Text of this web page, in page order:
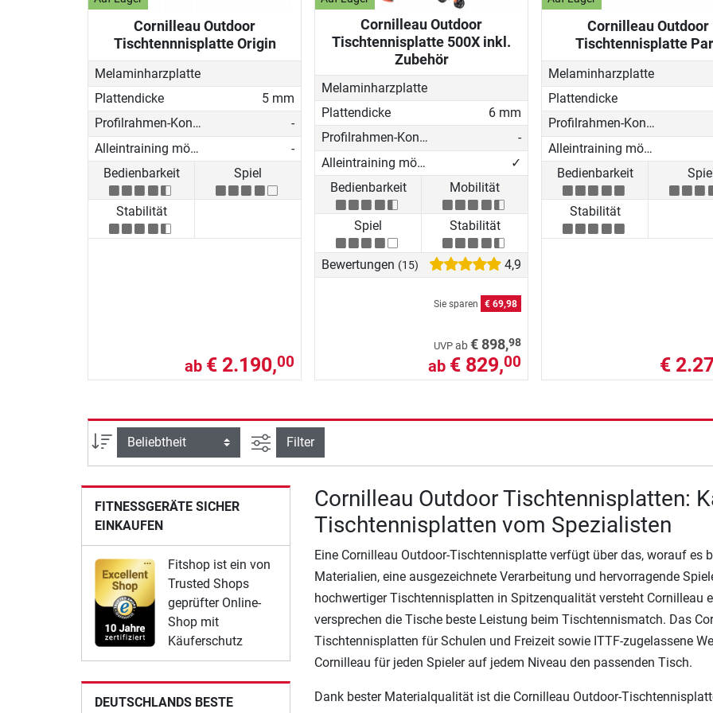
Cornilleau Outdoor
Tischtennnisplatte Origin
Melaminharzplatte
Plattendicke
5 mm
Profilrahmen-Konstruktion
-
Alleintraining möglich
-
Bedienbarkeit
Spiel
Stabilität
ab € 2.190,00
Cornilleau Outdoor
Tischtennisplatte 500X inkl.
Zubehör
Melaminharzplatte
Plattendicke
6 mm
Profilrahmen-Konstruktion
-
Alleintraining möglich
✓
Bedienbarkeit
Mobilität
Spiel Stabilität
Bewertungen (15) 4,9
Sie sparen € 69,98
UVP ab€ 898,98
ab € 829,00
Cornilleau Outdoor
Tischtennisplatte
Melaminharzplatte
Plattendicke
Profilrahmen-Konstruktion
Alleintraining möglich
Bedienbarkeit
Stabilität
€
Sortierung Ansicht filtern
Filter
FITNESSGERÄTE SICHER
EINKAUFEN
Fitshop ist ein von
Trusted Shops
geprüfter Online-
Shop mit
Käuferschutz
DEUTSCHLANDS BESTE
Cornilleau Outdoor Tischtennisplatten:
Tischtennisplatten vom Spezialisten
Eine Cornilleau Outdoor-Tischtennisplatte verfügt über das, worauf es
Materialien, eine ausgezeichnete Verarbeitung und hervorragende
hochwertiger Tischtennisplatten in Spitzenqualität versteht Cornilleau
versprechen die Tische beste Leistung beim Tischtennismatch. Das
Tischtennisplatten für Schulen und Freizeit sowie ITTF-zugelassene
Cornilleau für jeden Spieler auf jedem Niveau den passenden Tisch.
Dank bester Materialqualität ist die Cornilleau Outdoor-